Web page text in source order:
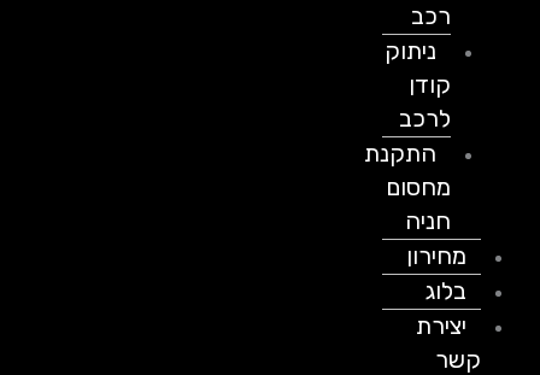
ניתוק
לרכב
התקנת
מחסום
חניה
מחירון
בלוג
יצירת
קשר